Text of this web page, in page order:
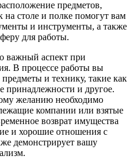
предметов,
на столе и полке помогут вам
и инструменты, а также
для работы.
важный аспект при
В процессе работы вы
и технику, такие как
принадлежности и другое.
желанию необходимо
компании или взятые
возврат имущества
и хорошие отношения с
демонстрирует вашу